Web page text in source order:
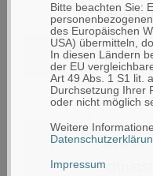
Bitte beachten Sie:
des Europäischen
USA) übermitteln,
In diesen Ländern
der EU
Art 49 Abs. 1 S1 lit.
Durchsetzung Ihrer
oder nicht möglich
Weitere
Impressum
Raid 1
filtern
nach
WLAN
WLAN
filtern
nach
Serielle